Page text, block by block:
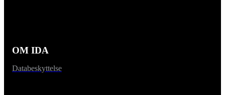
OM IDA
Databeskyttelse